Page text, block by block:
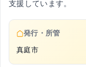
支援しています。
発行・所管
真庭市